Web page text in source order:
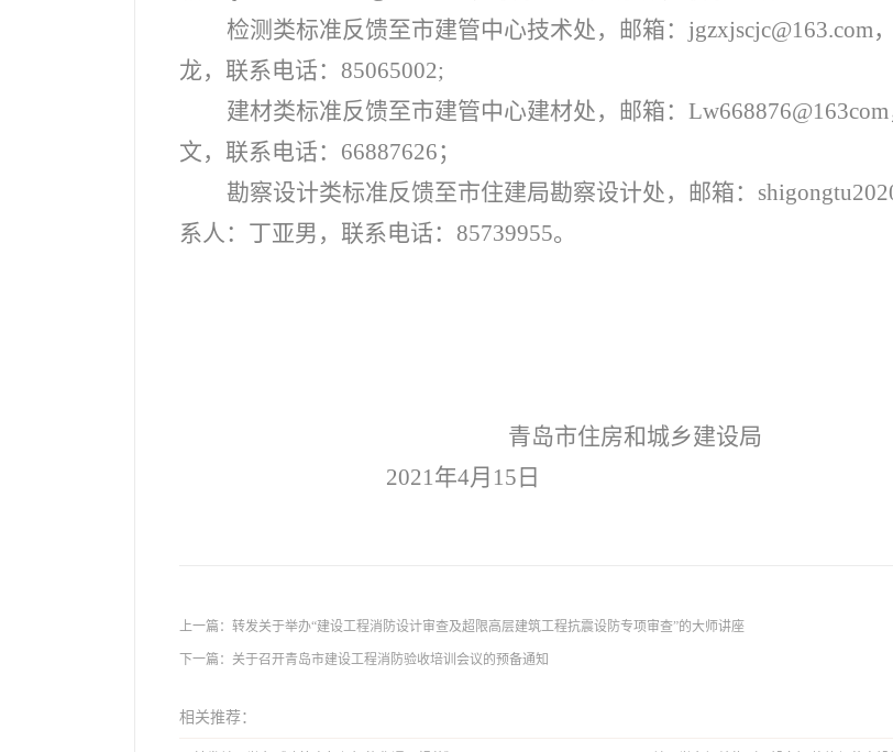
检测类标准反馈至市建管中心技术处，邮箱：jgzxjscjc@163.com
龙，联系电话：85065002;
建材类标准反馈至市建管中心建材处，邮箱：Lw668876@163com
文，联系电话：66887626；
勘察设计类标准反馈至市住建局勘察设计处，邮箱：
系人：丁亚男，联系电话：85739955。
青岛市住房和城乡建设局
2021年4月15日
上一篇： 转发关于举办“建设工程消防设计审查及超限高层建筑工程抗震设防专项审查”的大师讲座
下一篇： 关于召开青岛市建设工程消防验收培训会议的预备通知
相关推荐：